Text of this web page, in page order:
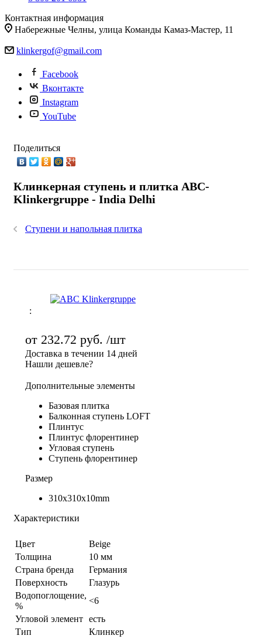
Контактная информация
Набережные Челны, улица Команды Камаз-Мастер, 11
klinkergof@gmail.com
Facebook
Вконтакте
Instagram
YouTube
Поделиться
Клинкерная ступень и плитка ABC-
Klinkergruppe - India Delhi
Ступени и напольная плитка
:
от 232.72 руб. /шт
Доставка в течении 14 дней
Нашли дешевле?
Дополнительные элементы
Базовая плитка
Балконная ступень LOFT
Плинтус
Плинтус флорентинер
Угловая ступень
Ступень флорентинер
Размер
310х310х10mm
Характеристики
Цвет
Beige
Толщина
10 мм
Страна бренда
Германия
Поверхность
Глазурь
Водопоглощение,
%
<6
Угловой элемент есть
Тип
Клинкер